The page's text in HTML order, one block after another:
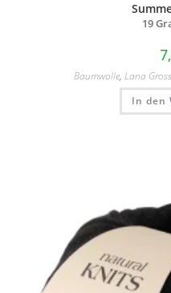
19
Baumwolle, Lana
In den